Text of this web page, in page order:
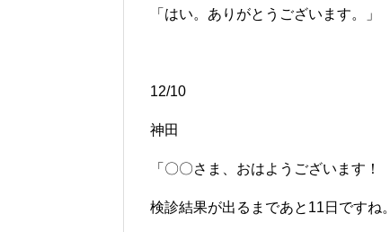
「はい。ありがとうございます。」
12/10
神田
「〇〇さま、おはようございます！
検診結果が出るまであと11日ですね。